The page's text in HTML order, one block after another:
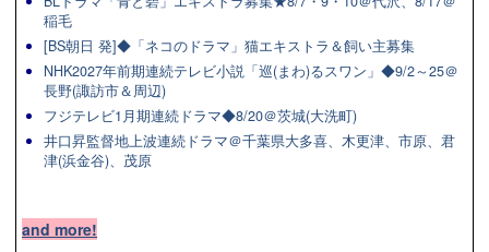
稲毛
[BS朝日 発]◆「ネコのドラマ」猫エキストラ＆飼い主募集
NHK2027年前期連続テレビ小説「巡(まわ)るスワン」◆9/2～25＠
長野(諏訪市＆周辺)
フジテレビ1月期連続ドラマ◆8/20＠茨城(大洗町)
井口昇監督地上波連続ドラマ＠千葉県大多喜、木更津、市原、君
津(浜金谷)、茂原
and more!